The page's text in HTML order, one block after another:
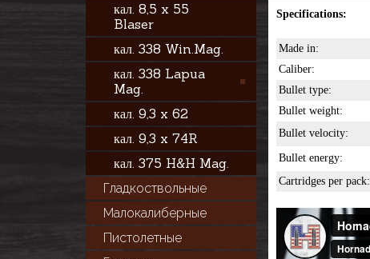
кал. 8,5 x 55
Blaser
кал. 338 Win.Mag.
кал. 338 Lapua
Mag.
кал. 9,3 x 62
кал. 9,3 x 74R
кал. 375 H&H Mag.
Гладкоствольные
Малокалиберные
Пистолетные
Specifications:
Made in:
Caliber:
Bullet type:
Bullet weight:
Bullet velocity:
Bullet energy:
Cartridges per pack: